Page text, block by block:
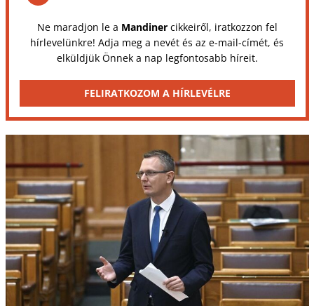
Ne maradjon le a Mandinercikkeiről, iratkozzon fel
hírlevelünkre! Adja meg a nevét és az e-mail-címét, és
elküldjük Önnek a nap legfontosabb híreit.
FELIRATKOZOM A HÍRLEVÉLRE